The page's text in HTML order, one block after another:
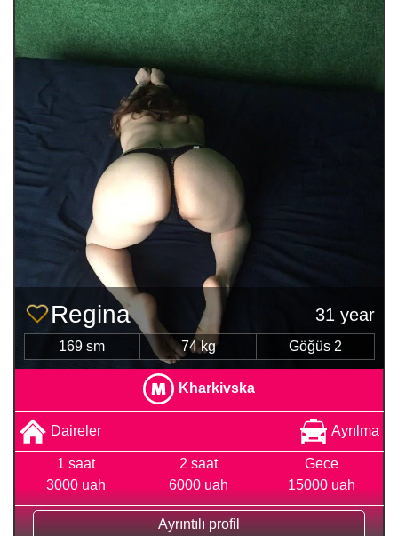
Regina 31 year
169 sm 74 kg Göğüs 2
Kharkivska
Daireler Ayrılma
1 saat
3000 uah
2 saat
6000 uah
Gece
15000 uah
Ayrıntılı profil